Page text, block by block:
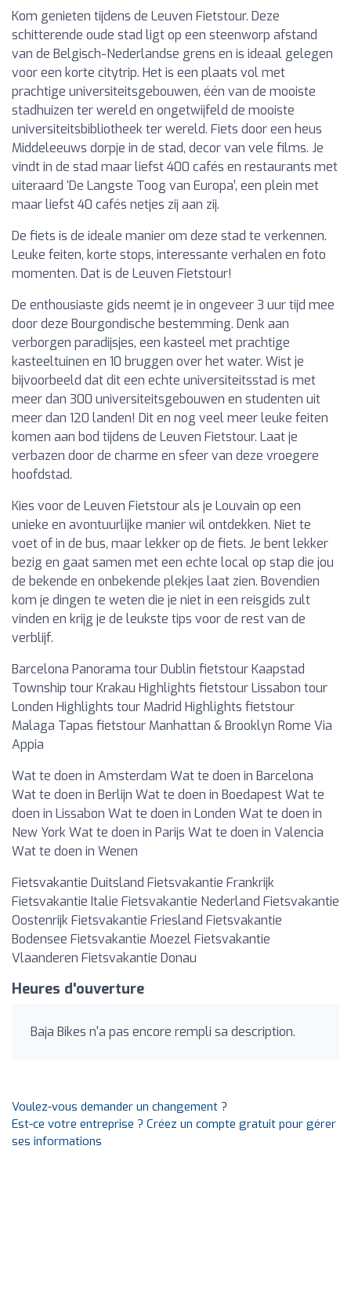
Kom genieten tijdens de Leuven Fietstour. Deze
schitterende oude stad ligt op een steenworp afstand
van de Belgisch-Nederlandse grens en is ideaal gelegen
voor een korte citytrip. Het is een plaats vol met
prachtige universiteitsgebouwen, één van de mooiste
stadhuizen ter wereld en ongetwijfeld de mooiste
universiteitsbibliotheek ter wereld. Fiets door een heus
Middeleeuws dorpje in de stad, decor van vele films. Je
vindt in de stad maar liefst 400 cafés en restaurants met
uiteraard ‘De Langste Toog van Europa’, een plein met
maar liefst 40 cafés netjes zij aan zij.
De fiets is de ideale manier om deze stad te verkennen.
Leuke feiten, korte stops, interessante verhalen en foto
momenten. Dat is de Leuven Fietstour!
De enthousiaste gids neemt je in ongeveer 3 uur tijd mee
door deze Bourgondische bestemming. Denk aan
verborgen paradijsjes, een kasteel met prachtige
kasteeltuinen en 10 bruggen over het water. Wist je
bijvoorbeeld dat dit een echte universiteitsstad is met
meer dan 300 universiteitsgebouwen en studenten uit
meer dan 120 landen! Dit en nog veel meer leuke feiten
komen aan bod tijdens de Leuven Fietstour. Laat je
verbazen door de charme en sfeer van deze vroegere
hoofdstad.
Kies voor de Leuven Fietstour als je Louvain op een
unieke en avontuurlijke manier wil ontdekken. Niet te
voet of in de bus, maar lekker op de fiets. Je bent lekker
bezig en gaat samen met een echte local op stap die jou
de bekende en onbekende plekjes laat zien. Bovendien
kom je dingen te weten die je niet in een reisgids zult
vinden en krijg je de leukste tips voor de rest van de
verblijf.
Barcelona Panorama tour Dublin fietstour Kaapstad
Township tour Krakau Highlights fietstour Lissabon tour
Londen Highlights tour Madrid Highlights fietstour
Malaga Tapas fietstour Manhattan & Brooklyn Rome Via
Appia
Wat te doen in Amsterdam Wat te doen in Barcelona
Wat te doen in Berlijn Wat te doen in Boedapest Wat te
doen in Lissabon Wat te doen in Londen Wat te doen in
New York Wat te doen in Parijs Wat te doen in Valencia
Wat te doen in Wenen
Fietsvakantie Duitsland Fietsvakantie Frankrijk
Fietsvakantie Italie Fietsvakantie Nederland Fietsvakantie
Oostenrijk Fietsvakantie Friesland Fietsvakantie
Bodensee Fietsvakantie Moezel Fietsvakantie
Vlaanderen Fietsvakantie Donau
Heures d'ouverture
Baja Bikes n'a pas encore rempli sa description.
Voulez-vous demander un changement ?
Est-ce votre entreprise ? Créez un compte gratuit pour gérer
ses informations